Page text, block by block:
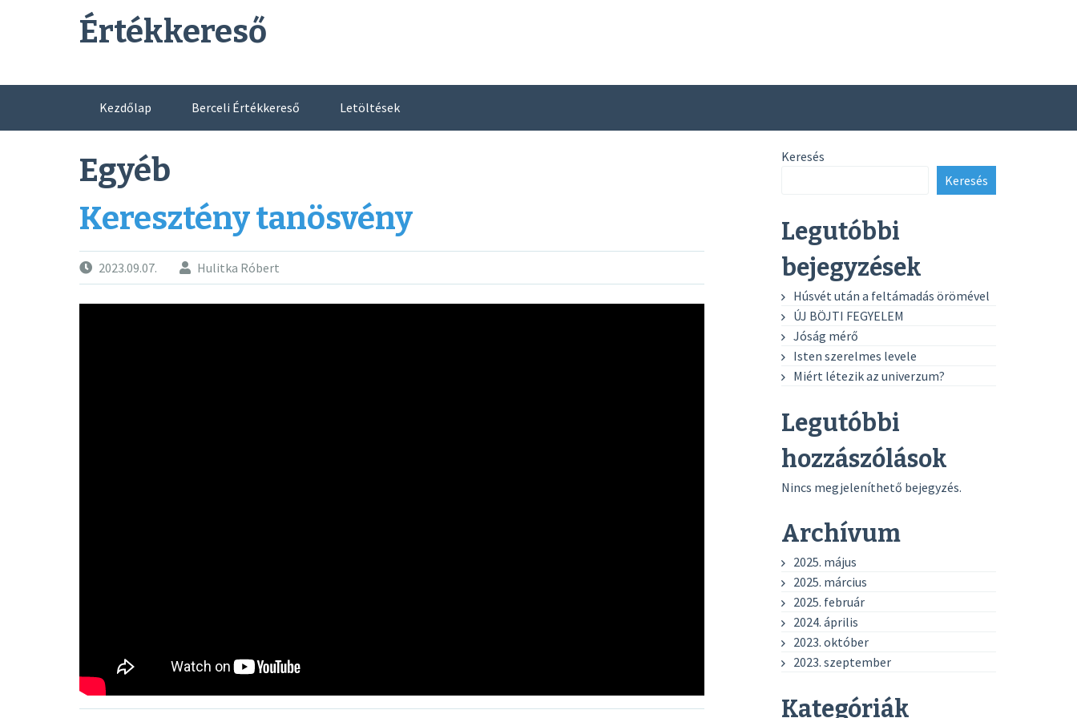
Értékkereső
Kezdőlap Berceli Értékkereső Letöltések
Egyéb
Keresztény tanösvény
2023.09.07. Hulitka Róbert
Keresés
Keresés
Legutóbbi
bejegyzések
Húsvét után a feltámadás örömével
ÚJ BÖJTI FEGYELEM
Jóság mérő
Isten szerelmes levele
Miért létezik az univerzum?
Legutóbbi
hozzászólások
Nincs megjeleníthető bejegyzés.
Archívum
2025. május
2025. március
2025. február
2024. április
2023. október
2023. szeptember
Kategóriák